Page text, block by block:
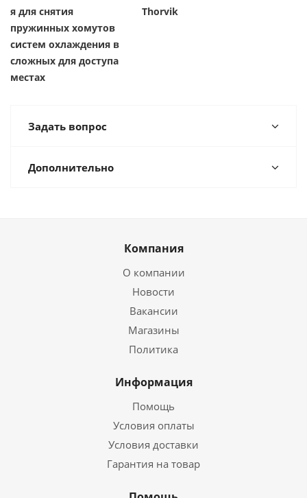
я для снятия
пружинных хомутов
систем охлаждения в
сложных для доступа
местах
Thorvik
Задать вопрос
Дополнительно
Компания
О компании
Новости
Вакансии
Магазины
Политика
Информация
Помощь
Условия оплаты
Условия доставки
Гарантия на товар